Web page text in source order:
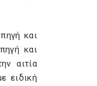
και
και
αιτία
ειδική